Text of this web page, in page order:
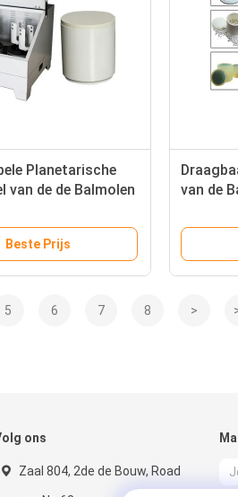
Planetarische
van de de Balmolen
Beste Prijs
van de
ISO/Ce
5 6 7 8 >
ons
Zaal 804, 2de de Bouw, Road